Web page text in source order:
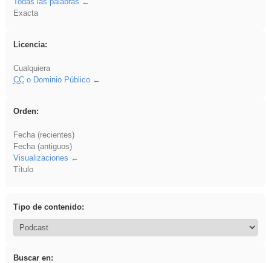
Exacta
Licencia:
Cualquiera
CCo Dominio Público
Orden:
Fecha (recientes)
Fecha (antiguos)
Visualizaciones
Título
Tipo de contenido:
Buscar en: